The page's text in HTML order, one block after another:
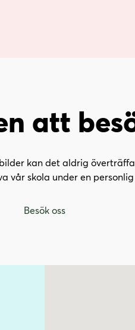
att
kan det aldrig
vår skola under en
Besök oss